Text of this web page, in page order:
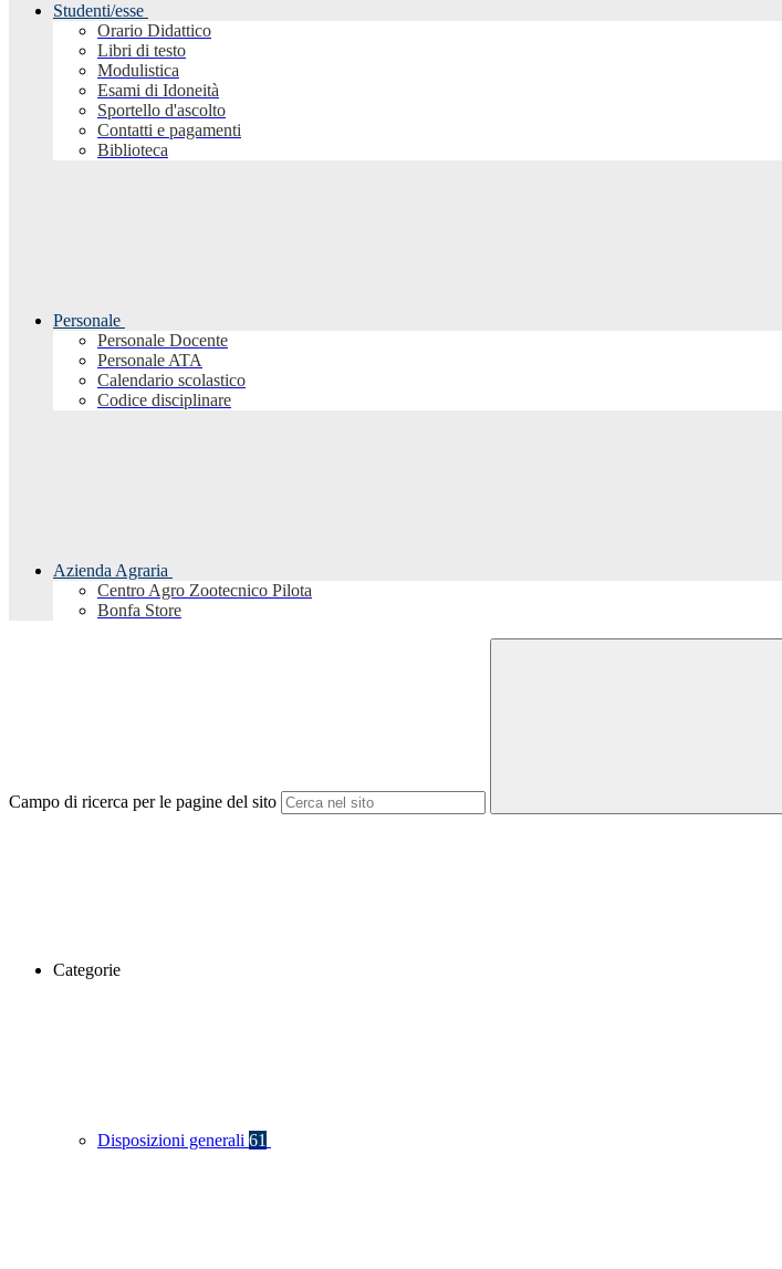
Studenti/esse
Orario Didattico
Libri di testo
Modulistica
Esami di Idoneità
Sportello d'ascolto
Contatti e pagamenti
Biblioteca
Personale
Personale Docente
Personale ATA
Calendario scolastico
Codice disciplinare
Azienda Agraria
Centro Agro Zootecnico Pilota
Bonfa Store
Campo di ricerca per le pagine del sito
Categorie
Disposizioni generali 61